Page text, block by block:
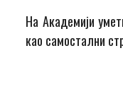
На Академији
као самостални